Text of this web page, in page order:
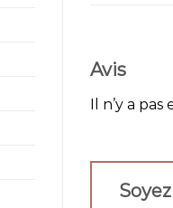
Avis
Il n’y a pas